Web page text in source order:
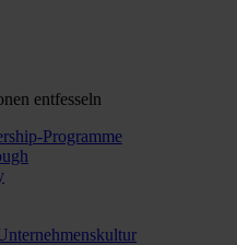
entfesseln
Programme